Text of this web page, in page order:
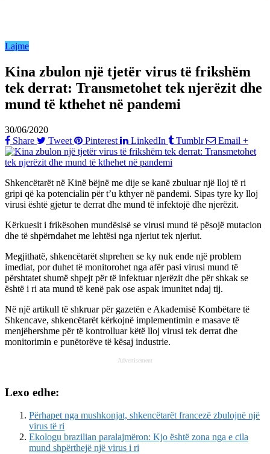
Lajme
Kina zbulon një tjetër virus të frikshëm
tek derrat: Transmetohet tek njerëzit dhe
mund të kthehet në pandemi
30/06/2020
Share
Tweet Pinterest LinkedIn Tumblr Email +
Shkencëtarët në Kinë bëjnë me dije se kanë zbuluar një lloj të ri
gripi që ka potencialin për t’u kthyer në pandemi. Sipas tyre ky lloj
virusi është gjetur te derrat dhe mund të infektojë dhe njerëzit.
Kërkuesit i frikësohen mundësisë se virusi mund të pësojë mutacion
dhe të shpërndahet me lehtësi nga njeriut tek njeriut.
Megjithatë, shkencëtarët shprehen se ky nuk ende një problem
imediat, por duhet të monitorohet nga afër pasi virusi mund të
përshtatet shumë shpejt për të infektuar njerëzit dhe për shkak se
është i ri ata mund të kenë pak ose aspak imunitet ndaj tij.
Në një artikull të shkruar për gazetën e Akademisë Kombëtare të
Shkencave, shkencëtarët kërkojnë implementimin e masave të
menjëhershme për të kontrolluar këtë lloj virusi tek derrat dhe
monitorimin e punëtorëve të kësaj industrie.
Advertisement
Lexo edhe:
Përhapet nga mushkonjat, shkencëtarët francezë zbulojnë një
virus të ri
Ekologu brazilian paralajmëron: Kjo është zona nga e cila
mund shpërthejë një virus i ri